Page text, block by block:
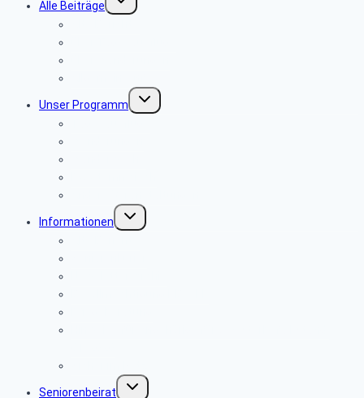
Alle Beiträge
umschalten
Unser Programm
Untermenü
umschalten
Informationen
Untermenü
umschalten
Seniorenbeirat
Untermenü
umschalten